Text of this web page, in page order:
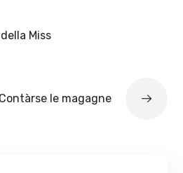
Miss
Contàrse le magagne